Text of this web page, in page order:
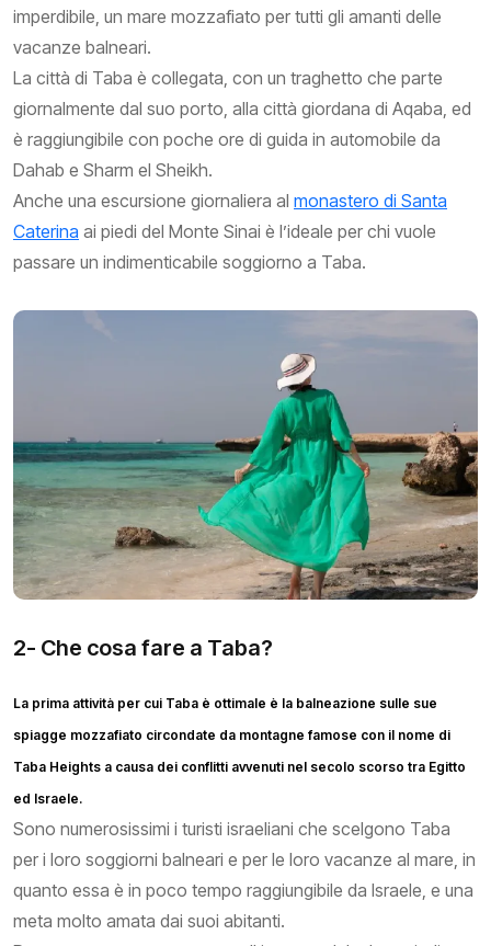
imperdibile, un mare mozzafiato per tutti gli amanti delle
vacanze balneari.
La città di Taba è collegata, con un traghetto che parte
giornalmente dal suo porto, alla città giordana di Aqaba, ed
è raggiungibile con poche ore di guida in automobile da
Dahab e Sharm el Sheikh.
Anche una escursione giornaliera al monastero di Santa
Caterina ai piedi del Monte Sinai è l’ideale per chi vuole
passare un indimenticabile soggiorno a Taba.
2- Che cosa fare a Taba?
La prima attività per cui Taba è ottimale è la balneazione sulle sue
spiagge mozzafiato circondate da montagne famose con il nome di
Taba Heights a causa dei conflitti avvenuti nel secolo scorso tra Egitto
ed Israele.
Sono numerosissimi i turisti israeliani che scelgono Taba
per i loro soggiorni balneari e per le loro vacanze al mare, in
quanto essa è in poco tempo raggiungibile da Israele, e una
meta molto amata dai suoi abitanti.